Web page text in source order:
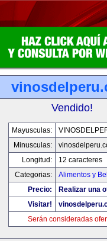
Vendido!
Mayusculas:
Minusculas:
Longitud:
12 caracteres
Categorias:
Alimentos y
Precio:
Realizar una
Visitar!
Serán consideradas